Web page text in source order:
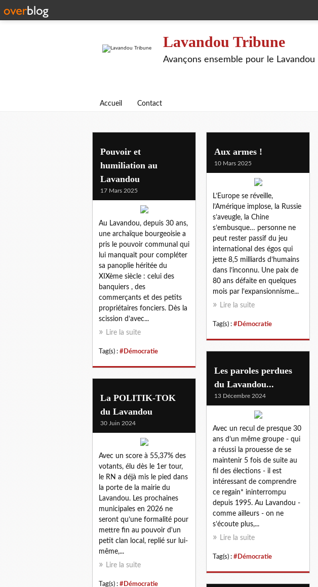
Lavandou Tribune
Avançons ensemble pour le Lavandou
Accueil Contact
democratie
Pouvoir et
humiliation au
Lavandou
17 Mars 2025
Au Lavandou, depuis 30 ans,
une archaïque bourgeoisie a
pris le pouvoir communal qui
lui manquait pour compléter
sa panoplie héritée du
XIXème siècle : celui des
banquiers , des
commerçants et des petits
propriétaires fonciers. Dès la
scission d’avec...
Lire la suite
Tag(s) : #Démocratie
Aux armes !
10 Mars 2025
L’Europe se réveille,
l’Amérique implose, la Russie
s’aveugle, la Chine
s’embusque… personne ne
peut rester passif du jeu
international des égos qui
jette 8,5 milliards d’humains
dans l’inconnu. Une paix de
80 ans défaite en quelques
mois par l’expansionnisme...
Lire la suite
Tag(s) : #Démocratie
Les paroles perdues
du Lavandou...
13 Décembre 2024
Avec un recul de presque 30
ans d’un même groupe - qui
a réussi la prouesse de se
maintenir 5 fois de suite au
fil des élections - il est
intéressant de comprendre
ce regain* ininterrompu
depuis 1995. Au Lavandou -
comme ailleurs - on ne
s’écoute plus,...
Lire la suite
Tag(s) : #Démocratie
La POLITIK-TOK
du Lavandou
30 Juin 2024
Avec un score à 55,37% des
votants, élu dès le 1er tour,
le RN a déjà mis le pied dans
la porte de la mairie du
Lavandou. Les prochaines
municipales en 2026 ne
seront qu’une formalité pour
mettre fin au pouvoir d'un
petit clan local, replié sur lui-
même,...
Lire la suite
Tag(s) : #Démocratie